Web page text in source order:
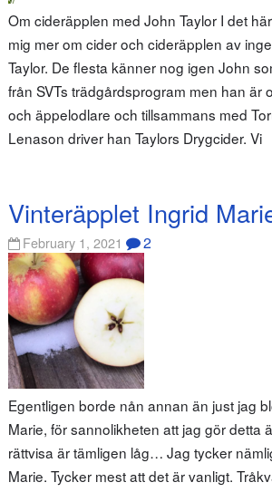
Om cideräpplen med John Taylor I det
mig mer om cider och cideräpplen av
Taylor. De flesta känner nog igen John
från SVTs trädgårdsprogram men han är
och äppelodlare och tillsammans med
Lenason driver han Taylors Drygcider. Vi
Vinteräpplet Ingrid
February 1, 2021 2
Egentligen borde nån annan än just jag
Marie, för sannolikheten att jag gör detta
rättvisa är tämligen låg… Jag tycker
Marie. Tycker mest att det är vanligt.